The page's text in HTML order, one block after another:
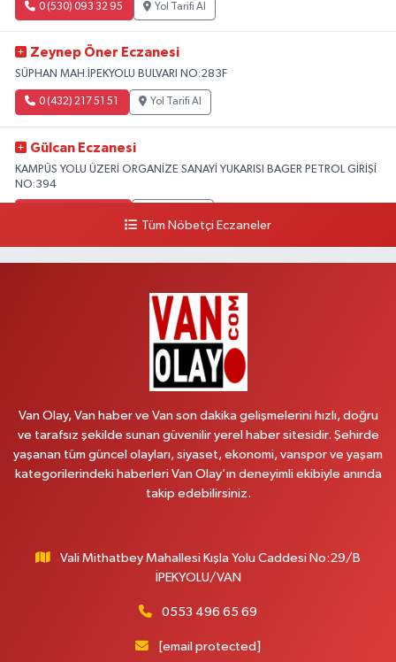
0 (530) 093 32 95 Yol Tarifi Al
Zeynep Öner Eczanesi
SÜPHAN MAH.İPEKYOLU BULVARI NO:283F
0 (432) 217 51 51 Yol Tarifi Al
Gülcan Eczanesi
KAMPÜS YOLU ÜZERİ ORGANİZE SANAYİ YUKARISI BAGER PETROL GİRİŞİ
NO:394
HEKİM HASTANESİ ACİL KARŞISI
Yol Tarifi Al
MAHMUDİYE MAH.ATATÜRK CAD.NO:17B
0 (531) 621 69 65 Yol Tarifi Al
Onay Eczanesi
Yenı Derman Eczanesi
Akdamar Hastanesi Acil yanı. İpekyolu. Hatuniye mahallesi terzioğlu, Eski
Yol Tarifi Al
Tüm Nöbetçi Eczaneler
Van Olay, Van haber ve Van son dakika gelişmelerini hızlı, doğru
ve tarafsız şekilde sunan güvenilir yerel haber sitesidir. Şehirde
yaşanan tüm güncel olayları, siyaset, ekonomi, vanspor ve yaşam
kategorilerindeki haberleri Van Olay’ın deneyimli ekibiyle anında
takip edebilirsiniz.
Vali Mithatbey Mahallesi Kışla Yolu Caddesi No:29/B
İPEKYOLU/VAN
0553 496 65 69
[email protected]